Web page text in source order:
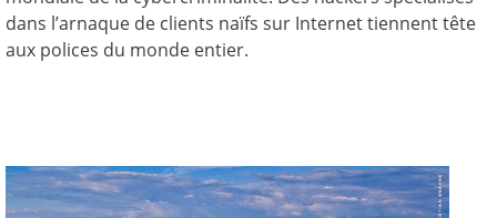
dans l’arnaque de clients naïfs sur Internet tiennent tête
aux polices du monde entier.